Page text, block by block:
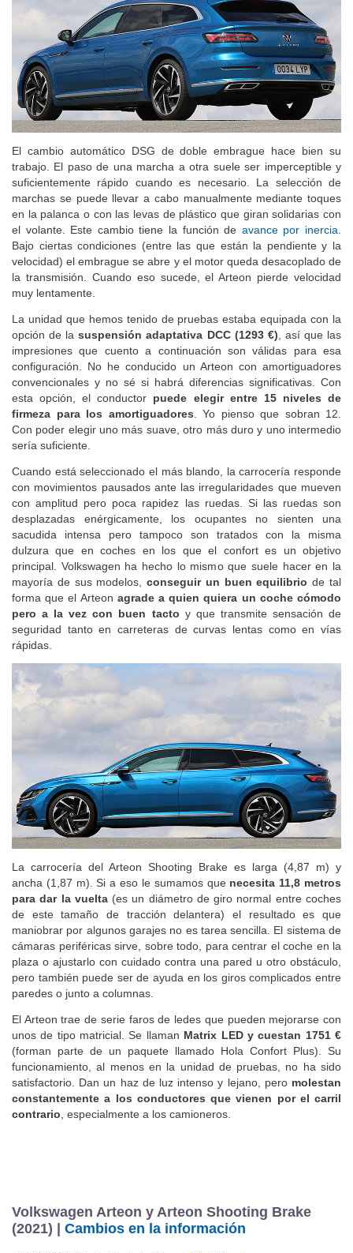
El cambio automático DSG de doble embrague hace bien su
trabajo. El paso de una marcha a otra suele ser imperceptible y
suficientemente rápido cuando es necesario. La selección de
marchas se puede llevar a cabo manualmente mediante toques
en la palanca o con las levas de plástico que giran solidarias con
el volante. Este cambio tiene la función de avance por inercia
Bajo ciertas condiciones (entre las que están la pendiente y la
velocidad) el embrague se abre y el motor queda desacoplado de
la transmisión. Cuando eso sucede, el Arteon pierde velocidad
muy lentamente.
La unidad que hemos tenido de pruebas estaba equipada con la
opción de lasuspensión adaptativa DCC (1293 €) , así que las
impresiones que cuento a continuación son válidas para esa
configuración. No he conducido un Arteon con amortiguadores
convencionales y no sé si habrá diferencias significativas. Con
esta opción, el conductor puede elegir entre 15 niveles de
firmeza para los amortiguadores . Yo pienso que sobran 12.
Con poder elegir uno más suave, otro más duro y uno intermedio
sería suficiente.
Cuando está seleccionado el más blando, la carrocería responde
con movimientos pausados ante las irregularidades que mueven
con amplitud pero poca rapidez las ruedas. Si las ruedas son
desplazadas enérgicamente, los ocupantes no sienten una
sacudida intensa pero tampoco son tratados con la misma
dulzura que en coches en los que el confort es un objetivo
principal. Volkswagen ha hecho lo mismo que suele hacer en la
mayoría de sus modelos,
conseguir un buen equilibrio de tal
forma que el Arteon agrade a quien quiera un coche cómodo
pero a la vez con buen tacto y que transmite sensación de
seguridad tanto en carreteras de curvas lentas como en vías
rápidas.
La carrocería del Arteon Shooting Brake es larga (4,87 m) y
ancha (1,87 m). Si a eso le sumamos que necesita 11,8 metros
para dar la vuelta(es un diámetro de giro normal entre coches
de este tamaño de tracción delantera) el resultado es que
maniobrar por algunos garajes no es tarea sencilla. El sistema de
cámaras periféricas sirve, sobre todo, para centrar el coche en la
plaza o ajustarlo con cuidado contra una pared u otro obstáculo,
pero también puede ser de ayuda en los giros complicados entre
paredes o junto a columnas.
El Arteon trae de serie faros de ledes que pueden mejorarse con
unos de tipo matricial. Se llaman Matrix LED y cuestan 1751 €
(forman parte de un paquete llamado Hola Confort Plus). Su
funcionamiento, al menos en la unidad de pruebas, no ha sido
satisfactorio. Dan un haz de luz intenso y lejano, pero molestan
constantemente a los conductores que vienen por el carril
contrario , especialmente a los camioneros.
Volkswagen Arteon y Arteon Shooting Brake
(2021) | Cambios en la información